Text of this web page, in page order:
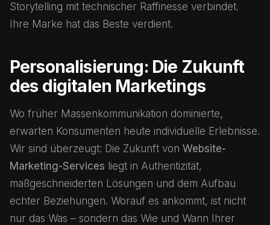
Storytelling mit technischer Raffinesse verbindet.
Ihre Marke hat das Beste verdient.
Personalisierung: Die Zukunft
des digitalen Marketings
Wo früher Massenkommunikation dominierte,
erwarten Konsumenten heute individuelle Erlebnisse.
Wir sind überzeugt: Die Zukunft von Website-
Marketing-Services liegt in Authentizität,
maßgeschneiderten Lösungen und dem Aufbau
echter Beziehungen. Worauf es ankommt, ist nicht
nur das Was – sondern das Wie und Wann Ihrer